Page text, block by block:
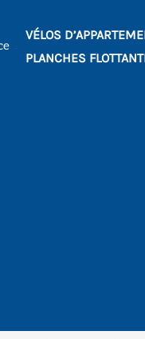
VÉLOS
PLANCHES